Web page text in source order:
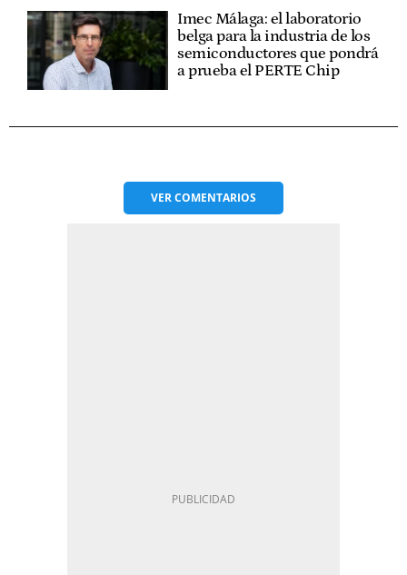
Imec Málaga: el laboratorio
belga para la industria de los
semiconductores que pondrá
a prueba el PERTE Chip
VERCOMENTARIOS